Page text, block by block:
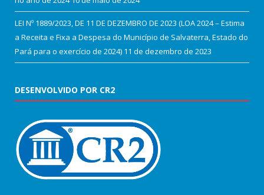
LEI Nº 1889/2023, DE 11 DE DEZEMBRO DE 2023 (LOA 2024 – Estima
a Receita e Fixa a Despesa do Município de Salvaterra, Estado do
Pará para o exercício de 2024) 11 de dezembro de 2023
DESENVOLVIDO POR CR2